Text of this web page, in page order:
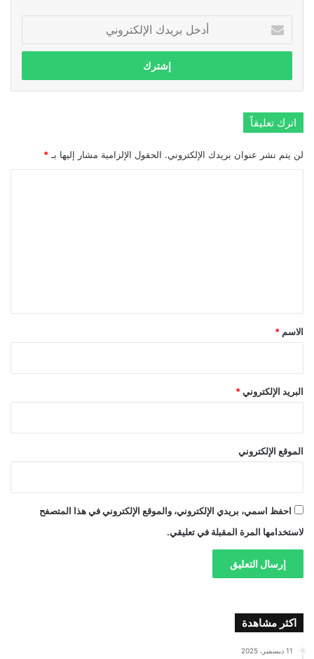
بريدك
الإلكتروني
اترك تعليقاً
لن يتم نشر عنوان بريدك الإلكتروني. الحقول الإلزامية مشار إليها بـ *
*
الاسم *
البريد الإلكتروني *
الموقع الإلكتروني
احفظ اسمي، بريدي الإلكتروني، والموقع الإلكتروني في هذا المتصفح
لاستخدامها المرة المقبلة في تعليقي.
اكثر مشاهدة
11 ديسمبر، 2025